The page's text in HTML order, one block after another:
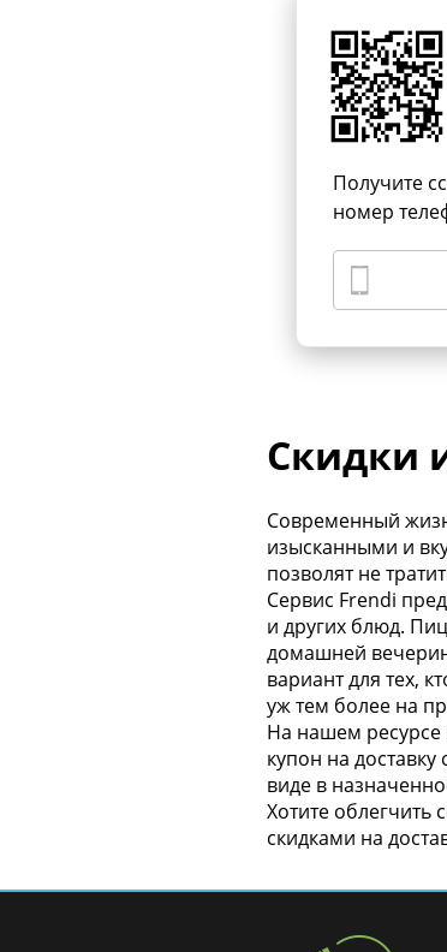
Получите
номер
Скидки
Современный
изысканными и
позволят не
Сервис Frendi
и других блюд.
домашней
вариант для тех,
уж тем более на
На нашем ресурсе
купон на
виде в
Хотите
скидками на